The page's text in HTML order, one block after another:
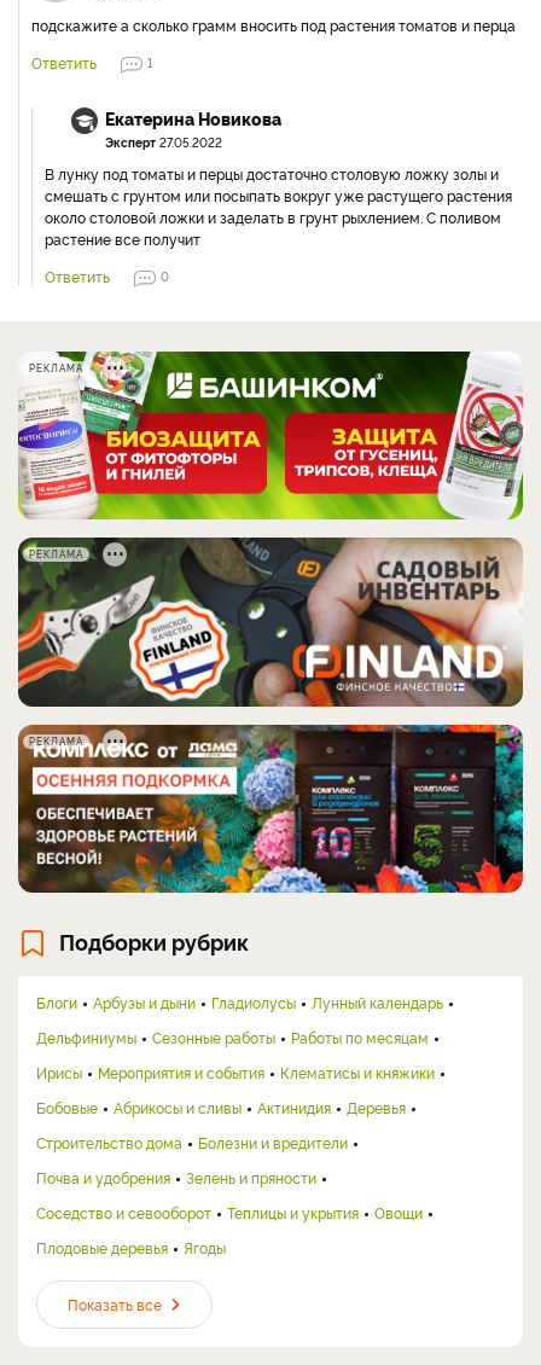
подскажите а сколько грамм вносить под растения томатов и перца
Ответить
1
Екатерина Новикова
Эксперт 27.05.2022
В лунку под томаты и перцы достаточно столовую ложку золы и
смешать с грунтом или посыпать вокруг уже растущего растения
около столовой ложки и заделать в грунт рыхлением. С поливом
растение все получит
Ответить
0
РЕКЛАМА
РЕКЛАМА
РЕКЛАМА
Подборки рубрик
Блоги Арбузы и дыни Гладиолусы
Лунный календарь
Дельфиниумы
Сезонные работы
Работы по месяцам
Ирисы
Мероприятия и события
Клематисы и княжики
Бобовые
Абрикосы и сливы Актинидия
Деревья
Строительство дома
Болезни и вредители
Почва и удобрения
Зелень и пряности
Соседство и севооборот
Теплицы и укрытия
Овощи
Плодовые деревья
Ягоды
Показать все